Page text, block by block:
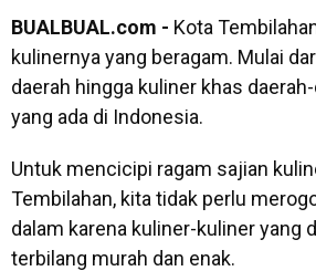
BUALBUAL.com - Kota
kulinernya yang beragam. Mulai
daerah hingga kuliner khas
yang ada di Indonesia.
Untuk mencicipi ragam sajian
Tembilahan, kita tidak perlu
dalam karena kuliner-kuliner yang
terbilang murah dan enak.